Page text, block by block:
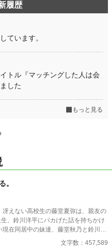
履歴
ています。
トル『マッチングした人は会
した
もっと見る
。
、鈴川洋平にバカげた話を持ちかけ
た。 鈴川美咲は、美男
美少女なのだけれど、男子に嫌悪感
文字数：457,589